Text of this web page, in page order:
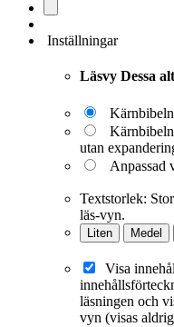
Inställningar
Läsvy Dessa
utan
Anpassad
Textstorlek:
läs-vyn.
Liten Medel
Visa
läsningen och
vyn (visas